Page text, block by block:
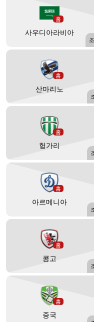
홈
사우디아라비아
홈
산마리노
홈
헝가리
홈
아르메니아
홈
콩고
홈
중국